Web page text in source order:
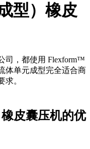
型）橡皮
司，都使用 Flexform™
体单元成型完全适合商
求。
皮囊压机的优